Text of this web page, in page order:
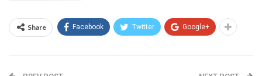
Share Facebook Twitter Google+